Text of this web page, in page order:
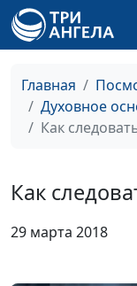
Главная
Духовное
Как
Как
29 марта 2018
Зачем нужно
Божье
Небесному Отцу
христианскому